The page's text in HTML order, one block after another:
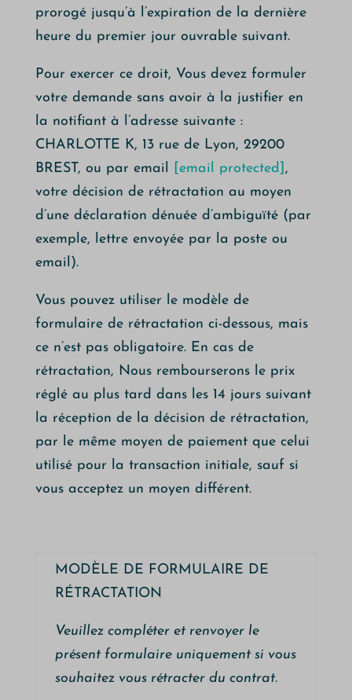
prorogé jusqu’à l’expiration de la dernière
heure du premier jour ouvrable suivant.
Pour exercer ce droit, Vous devez formuler
votre demande sans avoir à la justifier en
la notifiant à l’adresse suivante :
CHARLOTTE K, 13 rue de Lyon, 29200
BREST, ou par email [email protected] ,
votre décision de rétractation au moyen
d’une déclaration dénuée d’ambiguïté (par
exemple, lettre envoyée par la poste ou
email).
Vous pouvez utiliser le modèle de
formulaire de rétractation ci-dessous, mais
ce n’est pas obligatoire. En cas de
rétractation, Nous rembourserons le prix
réglé au plus tard dans les 14 jours suivant
la réception de la décision de rétractation,
par le même moyen de paiement que celui
utilisé pour la transaction initiale, sauf si
vous acceptez un moyen différent.
MODÈLE DE FORMULAIRE DE
RÉTRACTATION
Veuillez compléter et renvoyer le
présent formulaire uniquement si vous
souhaitez vous rétracter du contrat.